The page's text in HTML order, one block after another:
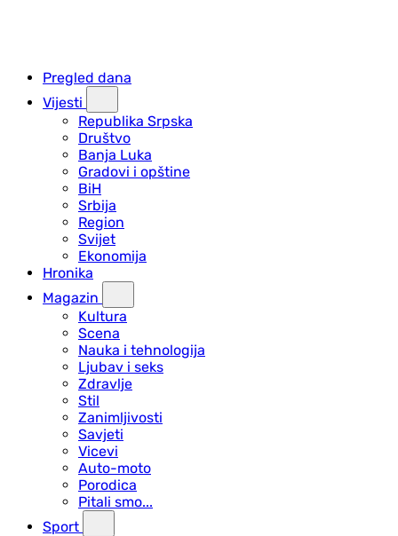
Pregled dana
Vijesti
Republika Srpska
Društvo
Banja Luka
Gradovi i opštine
BiH
Srbija
Region
Svijet
Ekonomija
Hronika
Magazin
Kultura
Scena
Nauka i tehnologija
Ljubav i seks
Zdravlje
Stil
Zanimljivosti
Savjeti
Vicevi
Auto-moto
Porodica
Pitali smo...
Sport